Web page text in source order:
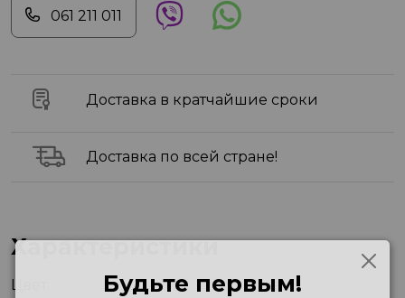
061 211 011
Доставка в кратчайшие сроки
Доставка по всей стране!
Характеристики
Цвет
Navy Blue
Будьте первым!